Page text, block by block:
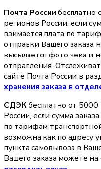
Почта России бесплатно
регионов России, если
взимается плата по
отправки Вашего заказа
высылается фото чека и
отправления.
сайте Почта России в
хранения заказа в
СДЭКбесплатно от 5000
России, если сумма
по тарифам
возможна как по адресу
пункта самовывоза в
Вашего заказа можете